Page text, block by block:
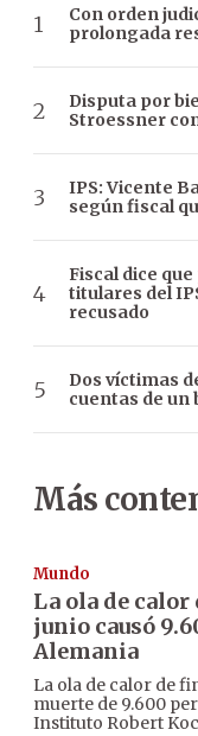
Con orden
prolongada
Disputa por
Stroessner
IPS: Vicente
según fiscal
Fiscal dice
titulares del
recusado
Dos víctimas
cuentas de un
Más
Mundo
La ola de
junio causó
Alemania
La ola de calor de
muerte de 9.600
Instituto Robert